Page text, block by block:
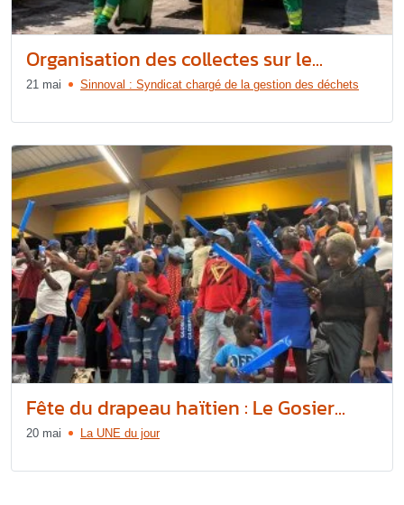
Organisation des collectes sur le...
21 mai Sinnoval : Syndicat chargé de la gestion des déchets
Fête du drapeau haïtien : Le Gosier...
20 mai La UNE du jour